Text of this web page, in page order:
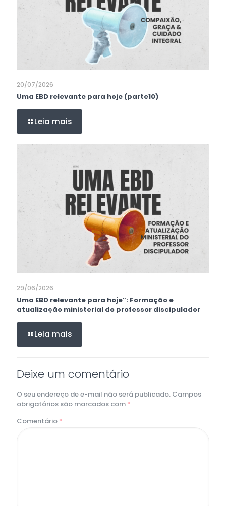
20/07/2026
Uma EBD relevante para hoje (parte10)
Leia mais
29/06/2026
Uma EBD relevante para hoje”: Formação e
atualização ministerial do professor discipulador
Leia mais
Deixe um comentário
O seu endereço de e-mail não será publicado. Campos
obrigatórios são marcados com *
Comentário *